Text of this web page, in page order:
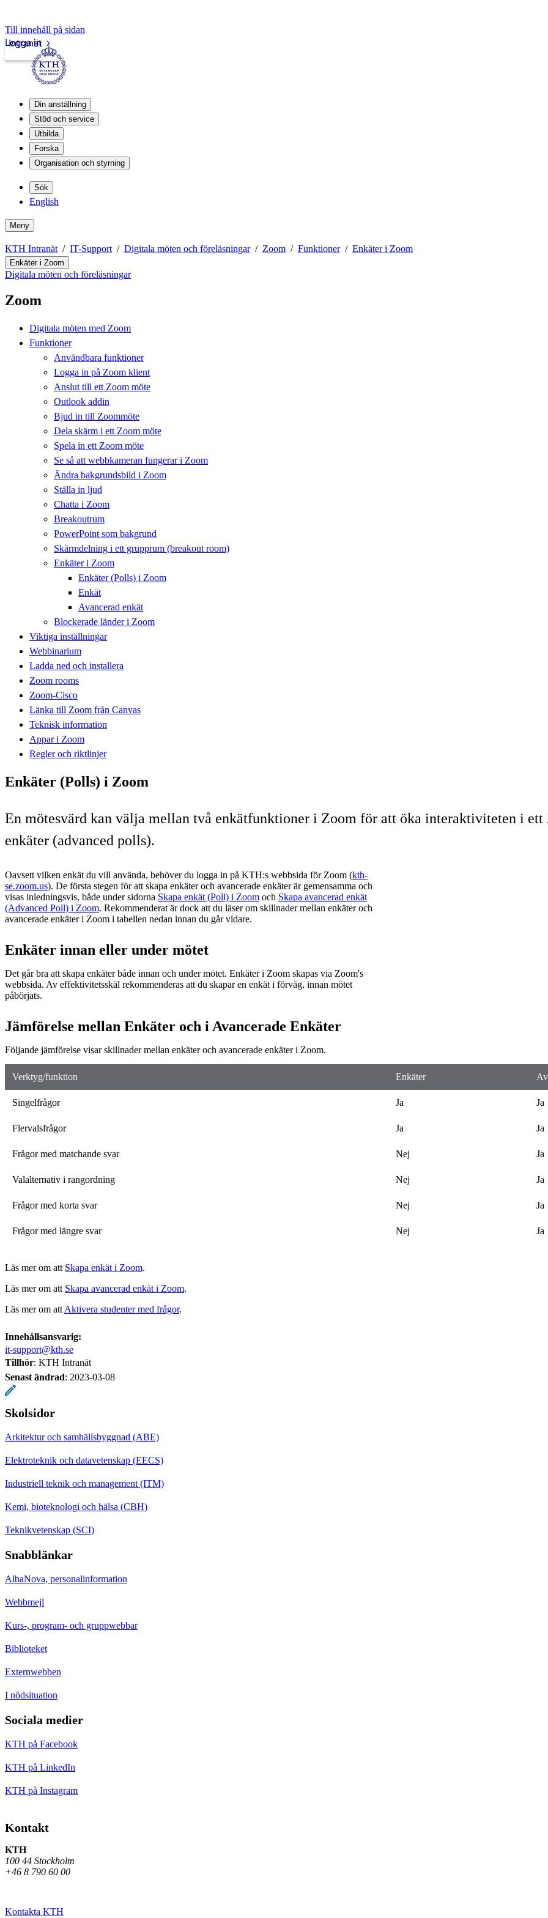
Till innehåll på sidan
Intranät
Logga in
Din anställning
Stöd och service
Utbilda
Forska
Organisation och styrning
Sök
English
Meny
KTH Intranät IT-Support Digitala möten och föreläsningar Zoom Funktioner Enkäter i Zoom
Enkäter i Zoom
Digitala möten och föreläsningar
Zoom
Digitala möten med Zoom
Funktioner
Användbara funktioner
Logga in på Zoom klient
Anslut till ett Zoom möte
Outlook addin
Bjud in till Zoommöte
Dela skärm i ett Zoom möte
Spela in ett Zoom möte
Se så att webbkameran fungerar i Zoom
Ändra bakgrundsbild i Zoom
Ställa in ljud
Chatta i Zoom
Breakoutrum
PowerPoint som bakgrund
Skärmdelning i ett grupprum (breakout room)
Enkäter i Zoom
Enkäter (Polls) i Zoom
Enkät
Avancerad enkät
Blockerade länder i Zoom
Viktiga inställningar
Webbinarium
Ladda ned och installera
Zoom rooms
Zoom-Cisco
Länka till Zoom från Canvas
Teknisk information
Appar i Zoom
Regler och riktlinjer
Enkäter (Polls) i Zoom
En mötesvärd kan välja mellan två enkätfunktioner i Zoom för att öka interaktiviteten i ett
enkäter (advanced polls).
Oavsett vilken enkät du vill använda, behöver du logga in på KTH:s webbsida för Zoom (kth-
se.zoom.us). De första stegen för att skapa enkäter och avancerade enkäter är gemensamma och
visas inledningsvis, både under sidorna Skapa enkät (Poll) i Zoom och Skapa avancerad enkät
(Advanced Poll) i Zoom. Rekommenderat är dock att du läser om skillnader mellan enkäter och
avancerade enkäter i Zoom i tabellen nedan innan du går vidare.
Enkäter innan eller under mötet
Det går bra att skapa enkäter både innan och under mötet. Enkäter i Zoom skapas via Zoom's
webbsida. Av effektivitetsskäl rekommenderas att du skapar en enkät i förväg, innan mötet
påbörjats.
Jämförelse mellan Enkäter och i Avancerade Enkäter
Följande jämförelse visar skillnader mellan enkäter och avancerade enkäter i Zoom.
Verktyg/funktion Enkäter
Singelfrågor Ja Ja
Flervalsfrågor Ja Ja
Frågor med matchande svar Nej Ja
Valalternativ i rangordning Nej Ja
Frågor med korta svar Nej Ja
Frågor med längre svar Nej Ja
Läs mer om att Skapa enkät i Zoom.
Läs mer om att Skapa avancerad enkät i Zoom.
Läs mer om att Aktivera studenter med frågor.
Innehållsansvarig:
it-support@kth.se
Tillhör: KTH Intranät
Senast ändrad: 2023-03-08
Skolsidor
Arkitektur och samhällsbyggnad (ABE)
Elektroteknik och datavetenskap (EECS)
Industriell teknik och management (ITM)
Kemi, bioteknologi och hälsa (CBH)
Teknikvetenskap (SCI)
Snabblänkar
AlbaNova, personalinformation
Webbmejl
Kurs-, program- och gruppwebbar
Biblioteket
Externwebben
I nödsituation
Sociala medier
KTH på Facebook
KTH på LinkedIn
KTH på Instagram
Kontakt
KTH
100 44 Stockholm
+46 8 790 60 00
Kontakta KTH